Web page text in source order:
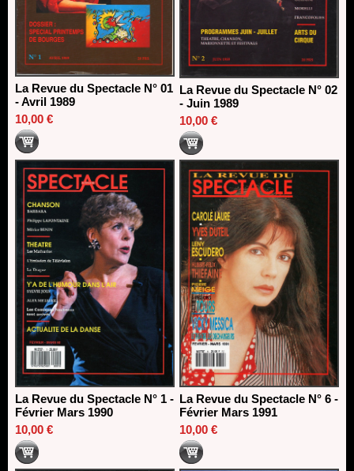
La Revue du Spectacle N° 01
- Avril 1989
10,00 €
La Revue du Spectacle N° 02
- Juin 1989
10,00 €
La Revue du Spectacle N° 1 -
Février Mars 1990
10,00 €
La Revue du Spectacle N° 6 -
Février Mars 1991
10,00 €